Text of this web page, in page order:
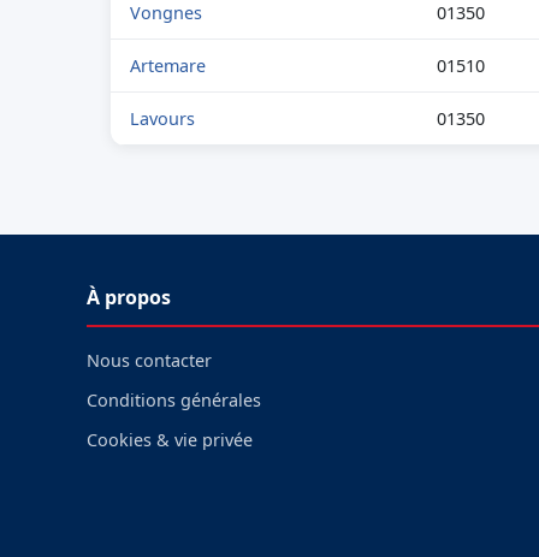
Vongnes 01350
Artemare 01510
Lavours 01350
À propos
Nous contacter
Conditions générales
Cookies & vie privée